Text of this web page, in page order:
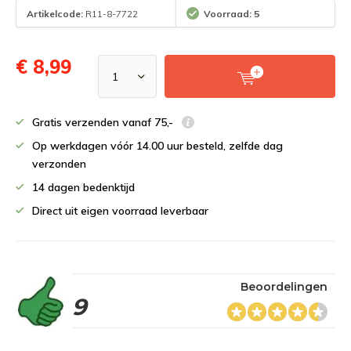
Artikelcode: R11-8-7722 Voorraad: 5
€ 8,99
Gratis verzenden vanaf 75,-
Op werkdagen vóór 14.00 uur besteld, zelfde dag
verzonden
14 dagen bedenktijd
Direct uit eigen voorraad leverbaar
9
Beoordelingen